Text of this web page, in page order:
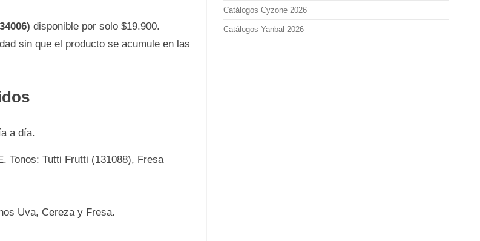
disponible por solo $19.900.
sin que el producto se acumule en las
a día.
Tonos: Tutti Frutti (131088), Fresa
Uva, Cereza y Fresa.
Catálogos Cyzone 2026
Catálogos Yanbal 2026